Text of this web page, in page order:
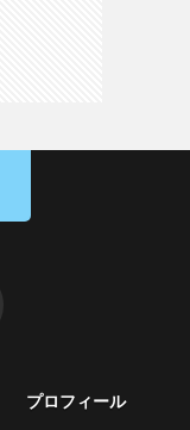
プロフィール